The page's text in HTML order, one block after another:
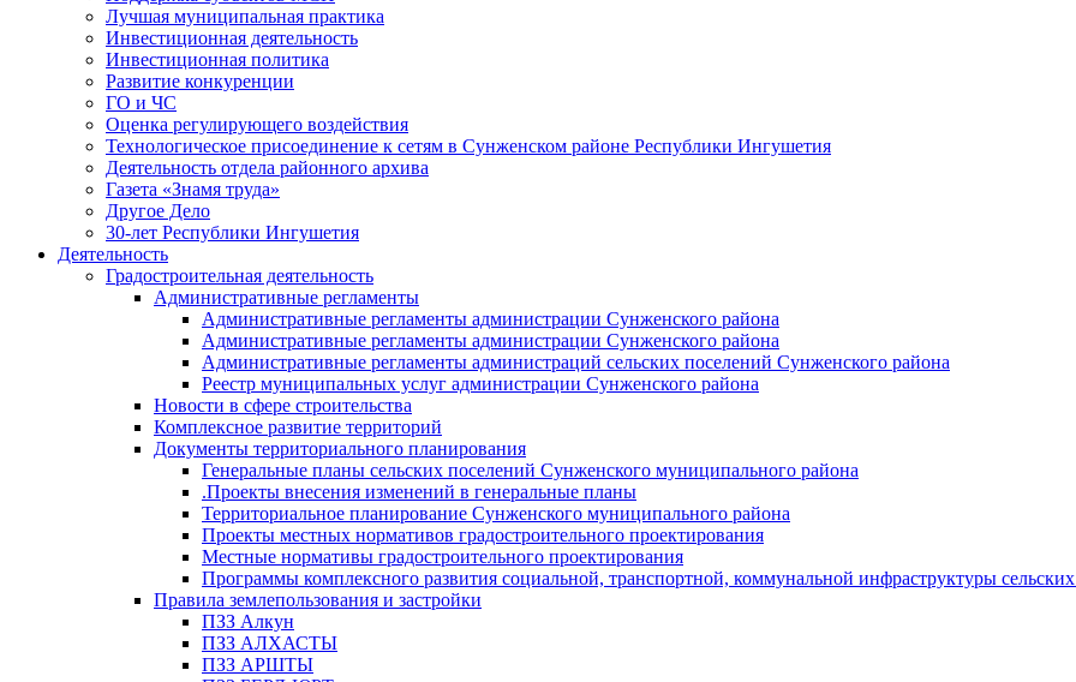
Лучшая муниципальная практика
Инвестиционная деятельность
Инвестиционная политика
Развитие конкуренции
ГО и ЧС
Оценка регулирующего воздействия
Технологическое присоединение к сетям в Сунженском районе Республики Ингушетия
Деятельность отдела районного архива
Газета «Знамя труда»
Другое Дело
30-лет Республики Ингушетия
Деятельность
Градостроительная деятельность
Административные регламенты
Административные регламенты администрации Сунженского района
Административные регламенты администрации Сунженского района
Административные регламенты администраций сельских поселений Сунженского района
Реестр муниципальных услуг администрации Сунженского района
Новости в сфере строительства
Комплексное развитие территорий
Документы территориального планирования
Генеральные планы сельских поселений Сунженского муниципального района
.Проекты внесения изменений в генеральные планы
Территориальное планирование Сунженского муниципального района
Проекты местных нормативов градостроительного проектирования
Местные нормативы градостроительного проектирования
Программы комплексного развития социальной, транспортной, коммунальной инфраструктуры
Правила землепользования и застройки
ПЗЗ Алкун
ПЗЗ АЛХАСТЫ
ПЗЗ АРШТЫ